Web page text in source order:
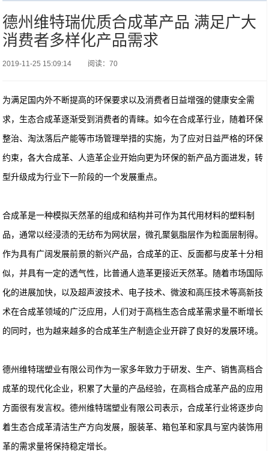
德州维特瑞优质合成革产品 满足广大
消费者多样化产品需求
2019-11-25 15:09:14 阅读：70
为满足国内外不断提高的环保要求以及消费者日益增强的健康安全需
求，生态合成革逐渐受到消费者的青睐。如今在合成革行业，随着环保
整治、淘汰落后产能等市场管理举措的实施，为了应对日益严格的环保
约束，各大合成革、人造革企业开始向更为环保的新产品方面进发，转
型升级成为行业下一阶段的一个发展重点。
合成革是一种模拟天然革的组成和结构并可作为其代用材料的塑料制
品，通常以经浸渍的无纺布为网状层，微孔聚氨脂层作为粒面层制得。
作为具有广阔发展前景的新兴产品，合成革的正、反面都与皮革十分相
似，并具有一定的透气性，比普通人造革更接近天然革。随着市场国际
化的进展加快，以及超声波技术、电子技术、微波和高压技术等高新技
术在合成革领域的广泛应用，人们对于高档生态合成革需求量不断增长
的同时，也为越来越多的合成革生产制造企业开辟了良好的发展环境。
德州维特瑞塑业有限公司作为一家多年致力于研发、生产、销售高档合
成革的现代化企业，积累了大量的产品经验，在高档合成革产品的应用
方面很有发言权。德州维特瑞塑业有限公司表示，合成革行业将逐步向
着生态合成革清洁生产方向发展，服装革、箱包革和家具与室内装饰用
革的需求量将保持稳定增长。